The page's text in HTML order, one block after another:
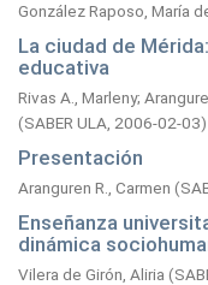
González Raposo, María
La ciudad de
educativa
Rivas A., Marleny;
(SABER ULA, 2006-02-03)
Presentación
Aranguren R., Carmen (
Enseñanza
dinámica
Vilera de Girón, Aliria (